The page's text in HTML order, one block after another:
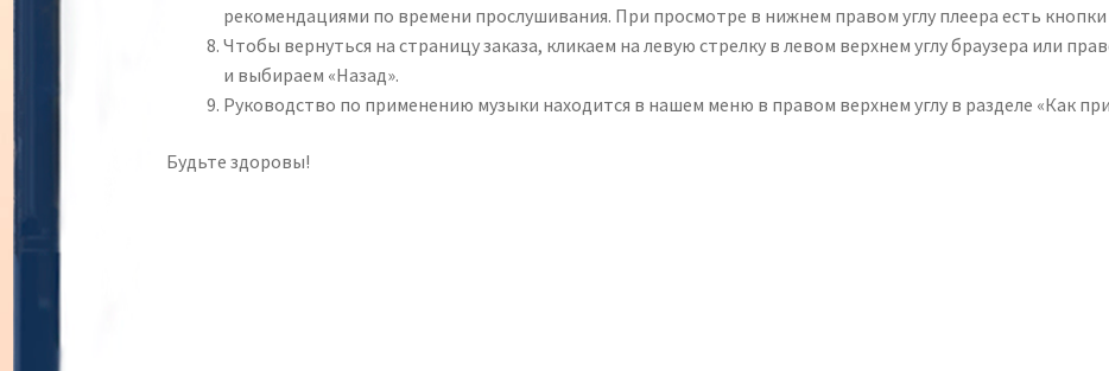
рекомендациями по времени прослушивания. При просмотре в нижнем правом углу плеера есть кнопки
Чтобы вернуться на страницу заказа, кликаем на левую стрелку в левом верхнем углу браузера или
и выбираем «Назад».
Руководство по применению музыки находится в нашем меню в правом верхнем углу в разделе «Как
Будьте здоровы!